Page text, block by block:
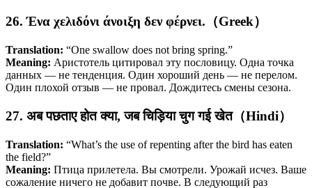
26. Ένα χελιδόνι άνοιξη δεν φέρνει.（Greek）
Translation: “One swallow does not bring spring.”
Meaning: Аристотель цитировал эту пословицу. Одна точка
данных — не тенденция. Один хороший день — не перелом.
Один плохой отзыв — не провал. Дождитесь смены сезона.
27. अब पछताए होत क्या, जब चिड़िया चुग गई खेत（Hindi）
Translation: “What’s the use of repenting after the bird has eaten
the field?”
Meaning: Птица прилетела. Вы смотрели. Урожай исчез. Ваше
сожаление ничего не добавит почве. В следующий раз